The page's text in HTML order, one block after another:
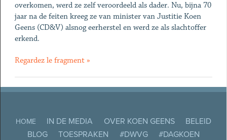
overkomen, werd ze zelf veroordeeld als dader. Nu, bijna 70
jaar na de feiten kreeg ze van minister van Justitie Koen
Geens (CD&V) alsnog eerherstel en werd ze als slachtoffer
erkend.
Regardez le fragment »
HOME IN DE MEDIA OVER KOEN GEENS
BELEID
BLOG
TOESPRAKEN #DWVG
#DAGKOEN